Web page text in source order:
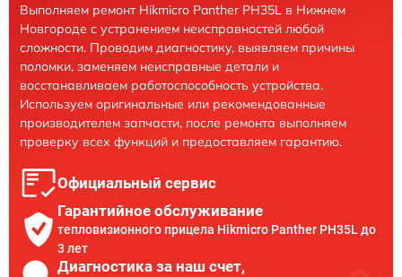
Выполняем ремонт Hikmicro Panther PH35L в Нижнем
Новгороде с устранением неисправностей любой
сложности. Проводим диагностику, выявляем причины
поломки, заменяем неисправные детали и
восстанавливаем работоспособность устройства.
Используем оригинальные или рекомендованные
производителем запчасти, после ремонта выполняем
проверку всех функций и предоставляем гарантию.
Официальный сервис
Гарантийное обслуживание
тепловизионного прицела Hikmicro Panther PH35L до
3 лет
Диагностика за наш счет,